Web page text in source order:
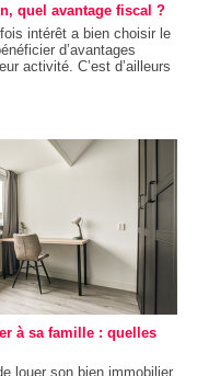
quel avantage fiscal ?
intérêt a bien choisir le
d’avantages
activité. C’est d’ailleurs
à sa famille : quelles
louer son bien immobilier